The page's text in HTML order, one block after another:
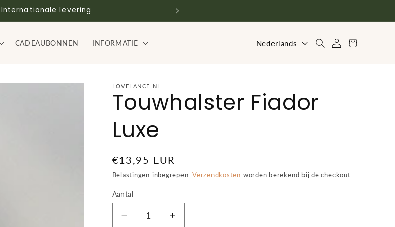
Internationale levering
CADEAUBONNEN INFORMATIE Nederlands Inloggen
Winkelwagen
LOVELANCE.NL
Touwhalster Fiador
Luxe
Normale
prijs
€13,95 EUR
Belastingen inbegrepen. Verzendkosten worden berekend bij de checkout.
Aantal
Aantal
Aantal
Aantal